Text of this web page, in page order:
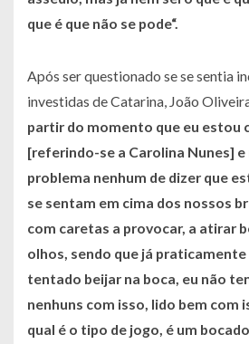
que é que não se pode“.
Após ser questionado se se sentia
investidas de Catarina, João
partir do momento que eu estou
[referindo-se a Carolina Nunes]
problema nenhum de dizer que
se sentam em cima dos nossos
com caretas a provocar, a atirar
olhos, sendo que já
tentado beijar na boca, eu não
nenhuns com isso, lido bem com
qual é o tipo de jogo, é um